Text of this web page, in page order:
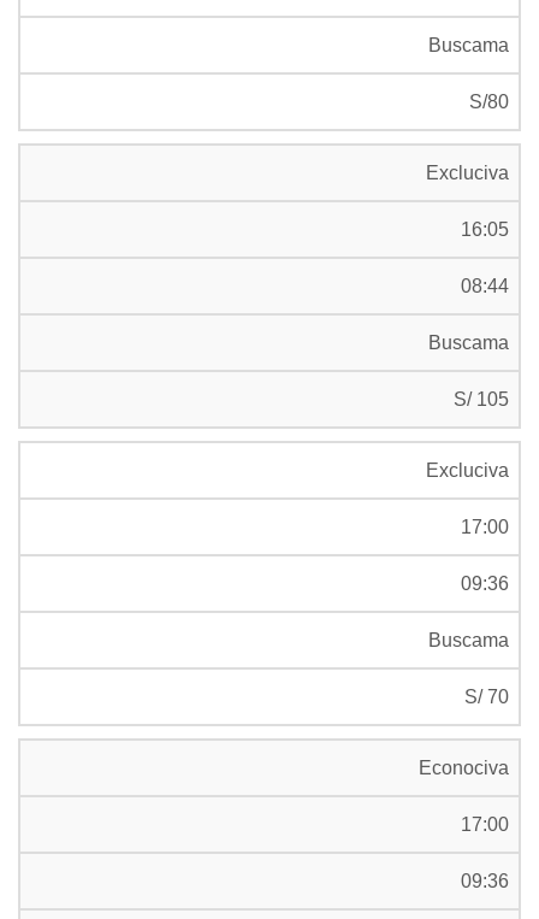
Buscama
S/80
Excluciva
16:05
08:44
Buscama
S/ 105
Excluciva
17:00
09:36
Buscama
S/ 70
Econociva
17:00
09:36